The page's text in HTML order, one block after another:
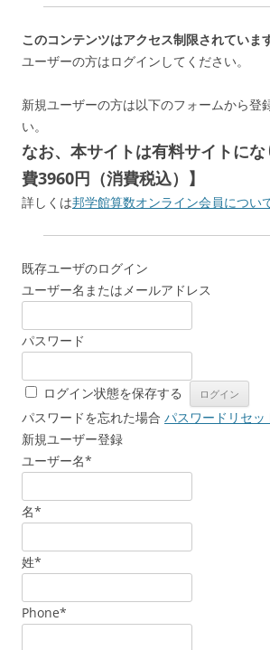
このコンテンツはアクセス制限されています
ユーザーの方はログインしてください。
新規ユーザーの方は以下のフォームから登
い。
なお、本サイトは有料サイトに
費3960円（消費税込）】
詳しくは邦学館算数オンライン会員につい
既存ユーザのログイン
ユーザー名またはメールアドレス
パスワード
ログイン状態を保存する
パスワードを忘れた場合 パスワードリセッ
新規ユーザー登録
ユーザー名*
名*
姓*
Phone*